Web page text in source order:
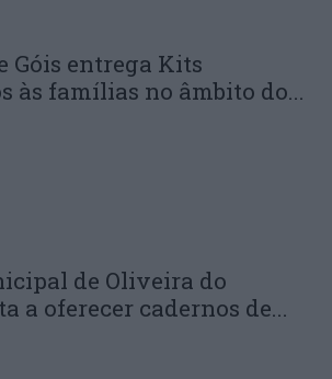
Góis entrega Kits
às famílias no âmbito do...
de Oliveira do
a oferecer cadernos de...